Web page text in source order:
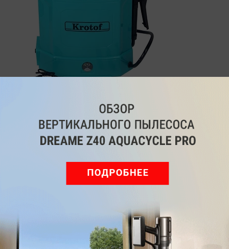
Недорогой, но качественный опрыскиватель на
аккумуляторе. Его хватит на полтора часа
максимальной дальности распыления такая
молодых плодовых деревьев, но и для возрастных.
Впрочем, этой штукой удобно даже поливать —